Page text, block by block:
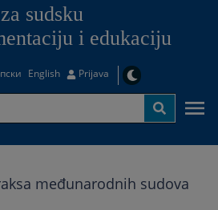
sudsku
i edukaciju
English Prijava
međunarodnih sudova